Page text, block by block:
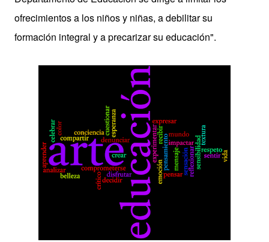
ofrecimientos a los niños y niñas, a debilitar su
formación integral y a precarizar su educación".